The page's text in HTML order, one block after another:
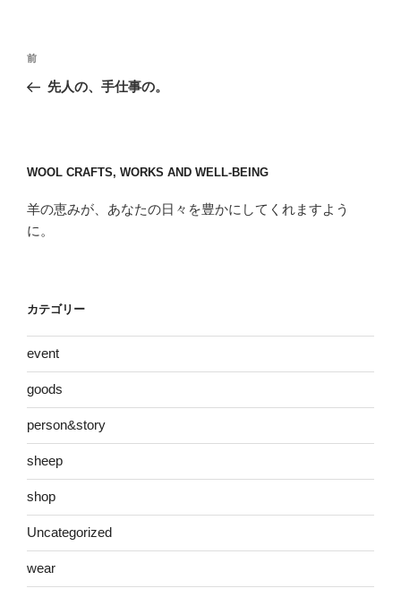
投
ナ
ー
シ
ョ
前
の
前
先人の、手仕事の。
WOOL CRAFTS, WORKS AND WELL-BEING
羊の恵みが、あなたの日々を豊かにしてくれますよう
に。
カテゴリー
event
goods
person&story
sheep
shop
Uncategorized
wear